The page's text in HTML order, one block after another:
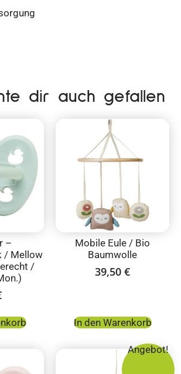
dir auch gefallen
–
/ Mellow
/
Mobile Eule / Bio
Baumwolle
39,50 €
In den Warenkorb
Angebot!